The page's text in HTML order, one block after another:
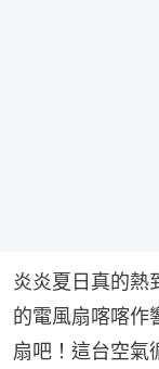
炎炎夏日真的熱
的電風扇喀喀作
扇吧！這台空氣